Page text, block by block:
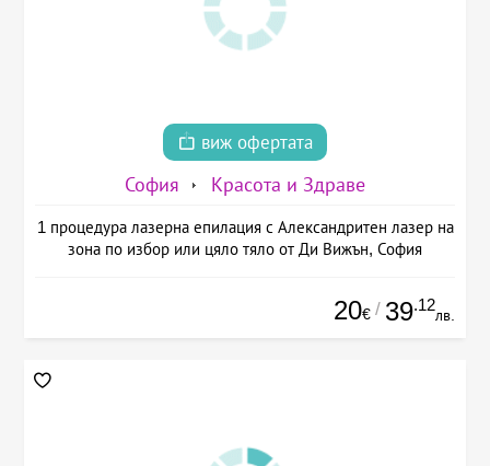
виж офертата
София Красота и Здраве
1 процедура лазерна епилация с Александритен лазер на
зона по избор или цяло тяло от Ди Вижън, София
20€ / 39.12
лв.